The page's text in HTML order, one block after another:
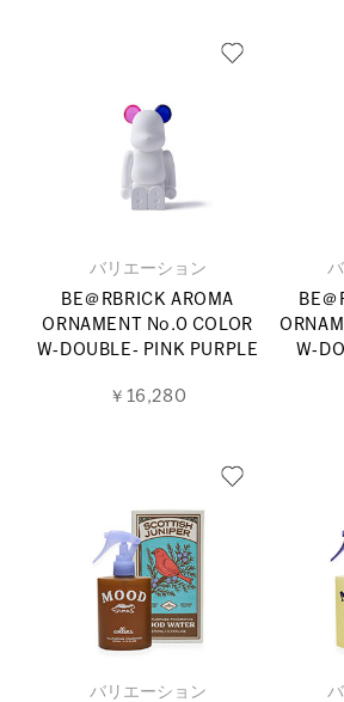
バリエーション
BE＠RBRICK AROMA
ORNAMENT No.0 COLOR
W‐DOUBLE‐ PINK PURPLE
￥16,280
BE＠
バリエーション